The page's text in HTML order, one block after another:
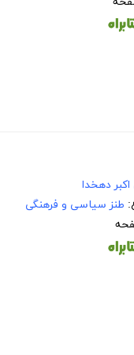
اکبر دهخدا
طنز سیاسی و فرهنگی